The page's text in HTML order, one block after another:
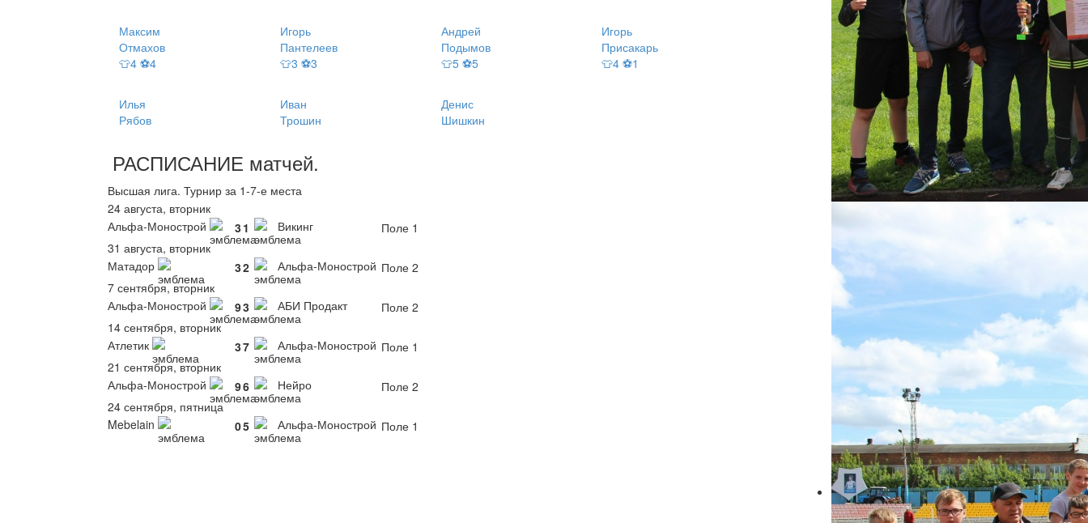
Максим
Отмахов
👕4 ⚽4
Игорь
Пантелеев
👕3 ⚽3
Андрей
Подымов
👕5 ⚽5
Игорь
Присакарь
👕4 ⚽1
Илья
Рябов
Иван
Трошин
Денис
Шишкин
РАСПИСАНИЕ матчей.
Высшая лига. Турнир за 1-7-е места
24 августа, вторник
Альфа-Монострой
31 Викинг
Поле 1
31 августа, вторник
Матадор
32 Альфа-Монострой Поле 2
7 сентября, вторник
Альфа-Монострой
93 АБИ Продакт
Поле 2
14 сентября, вторник
Атлетик
37 Альфа-Монострой Поле 1
21 сентября, вторник
Альфа-Монострой
96 Нейро
Поле 2
24 сентября, пятница
Mebelain
05 Альфа-Монострой Поле 1